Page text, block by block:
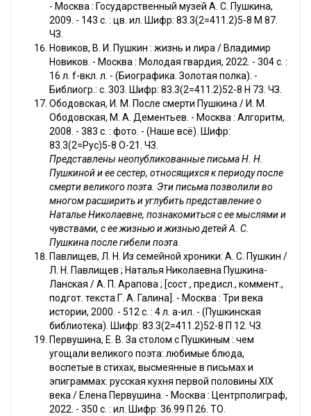
- Москва : Государственный музей А. С. Пушкина,
2009. - 143 с. : цв. ил. Шифр: 83.3(2=411.2)5-8 М 87.
ЧЗ.
Новиков, В. И. Пушкин : жизнь и лира / Владимир
Новиков. - Москва : Молодая гвардия, 2022. - 304 с. :
16 л. f-вкл. л. - (Биографика. Золотая полка). -
Библиогр.: с. 303. Шифр: 83.3(2=411.2)52-8 Н 73. ЧЗ.
Ободовская, И. М. После смерти Пушкина / И. М.
Ободовская, М. А. Дементьев. - Москва : Алгоритм,
2008. - 383 с. : фото. - (Наше всё). Шифр:
83.3(2=Рус)5-8 О-21. ЧЗ.
Представлены неопубликованные письма Н. Н.
Пушкиной и ее сестер, относящихся к периоду после
смерти великого поэта. Эти письма позволили во
многом расширить и углубить представление о
Наталье Николаевне, познакомиться с ее мыслями и
чувствами, с ее жизнью и жизнью детей А. С.
Пушкина после гибели поэта.
Павлищев, Л. Н. Из семейной хроники: А. С. Пушкин /
Л. Н. Павлищев ; Наталья Николаевна Пушкина-
Ланская / А. П. Арапова ; [сост., предисл., коммент.,
подгот. текста Г. А. Галина]. - Москва : Три века
истории, 2000. - 512 с. : 4 л. a-ил. - (Пушкинская
библиотека). Шифр: 83.3(2=411.2)52-8 П 12. ЧЗ.
Первушина, Е. В. За столом с Пушкиным : чем
угощали великого поэта: любимые блюда,
воспетые в стихах, высмеянные в письмах и
эпиграммах: русская кухня первой половины XIX
века / Елена Первушина. - Москва : Центрполиграф,
2022. - 350 с. : ил. Шифр: 36.99 П 26. ТО.